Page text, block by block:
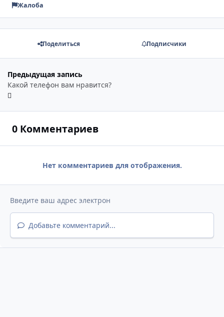
Жалоба
Поделиться Подписчики
Предыдущая запись
Какой телефон вам нравится?
0 Комментариев
Нет комментариев для отображения.
Добавьте комментарий...